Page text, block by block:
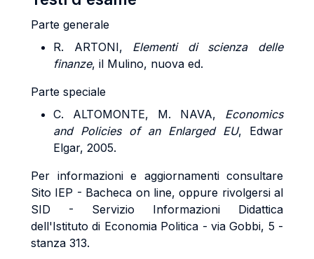
Parte generale
R. ARTONI, Elementi di scienza delle
finanze, il Mulino, nuova ed.
Parte speciale
C. ALTOMONTE, M. NAVA, Economics
and Policies of an Enlarged EU, Edwar
Elgar, 2005.
Per informazioni e aggiornamenti consultare
Sito IEP - Bacheca on line, oppure rivolgersi al
SID - Servizio Informazioni Didattica
dell'Istituto di Economia Politica - via Gobbi, 5 -
stanza 313.